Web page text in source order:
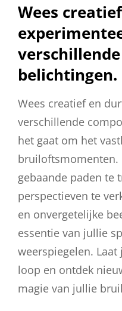
Wees
belichtingen.
Wees creatief en
verschillende
het gaat om het
bruiloftsmomenten.
gebaande paden te
perspectieven te
en onvergetelijke
essentie van jullie
weerspiegelen.
loop en ontdek
magie van jullie